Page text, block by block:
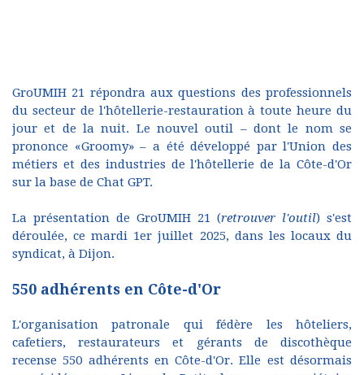
GroUMIH 21 répondra aux questions des professionnels
du secteur de l'hôtellerie-restauration à toute heure du
jour et de la nuit. Le nouvel outil – dont le nom se
prononce «Groomy» – a été développé par l'Union des
métiers et des industries de l'hôtellerie de la Côte-d'Or
sur la base de Chat GPT.
La présentation de GroUMIH 21 (retrouver l'outil) s'est
déroulée, ce mardi 1er juillet 2025, dans les locaux du
syndicat, à Dijon.
550 adhérents en Côte-d'Or
L'organisation patronale qui fédère les hôteliers,
cafetiers, restaurateurs et gérants de discothèque
recense 550 adhérents en Côte-d'Or. Elle est désormais